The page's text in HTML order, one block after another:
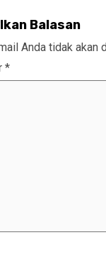
Balasan
Anda tidak akan
*